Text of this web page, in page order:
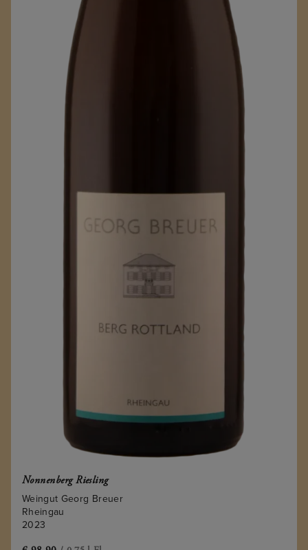
Nonnenberg Riesling
Weingut Georg Breuer
Rheingau
2023